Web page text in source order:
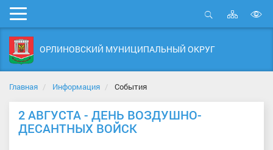
Мобильное
меню
Открыть
Карта
сайта
ОРЛИНОВСКИЙ МУНИЦИПАЛЬНЫЙ ОКРУГ
Главная Информация События
2 АВГУСТА - ДЕНЬ ВОЗДУШНО-
ДЕСАНТНЫХ ВОЙСК